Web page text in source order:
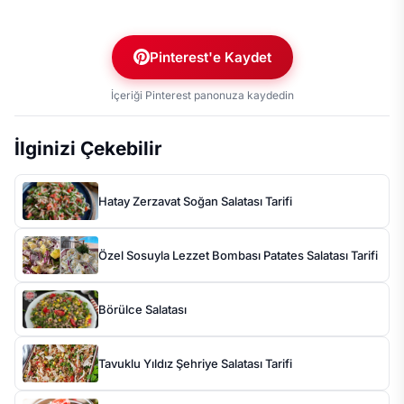
Pinterest'e Kaydet
İçeriği Pinterest panonuza kaydedin
İlginizi Çekebilir
Hatay Zerzavat Soğan Salatası Tarifi
Özel Sosuyla Lezzet Bombası Patates Salatası Tarifi
Börülce Salatası
Tavuklu Yıldız Şehriye Salatası Tarifi